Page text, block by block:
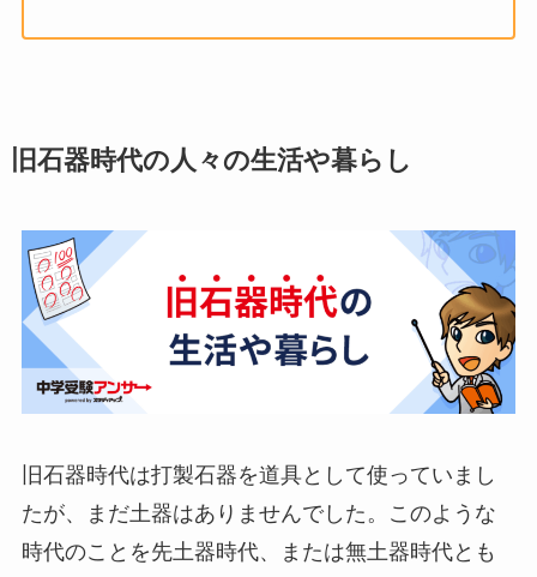
旧石器時代の人々の生活や暮らし
旧石器時代は打製石器を道具として使っていまし
たが、まだ土器はありませんでした。このような
時代のことを先土器時代、または無土器時代とも